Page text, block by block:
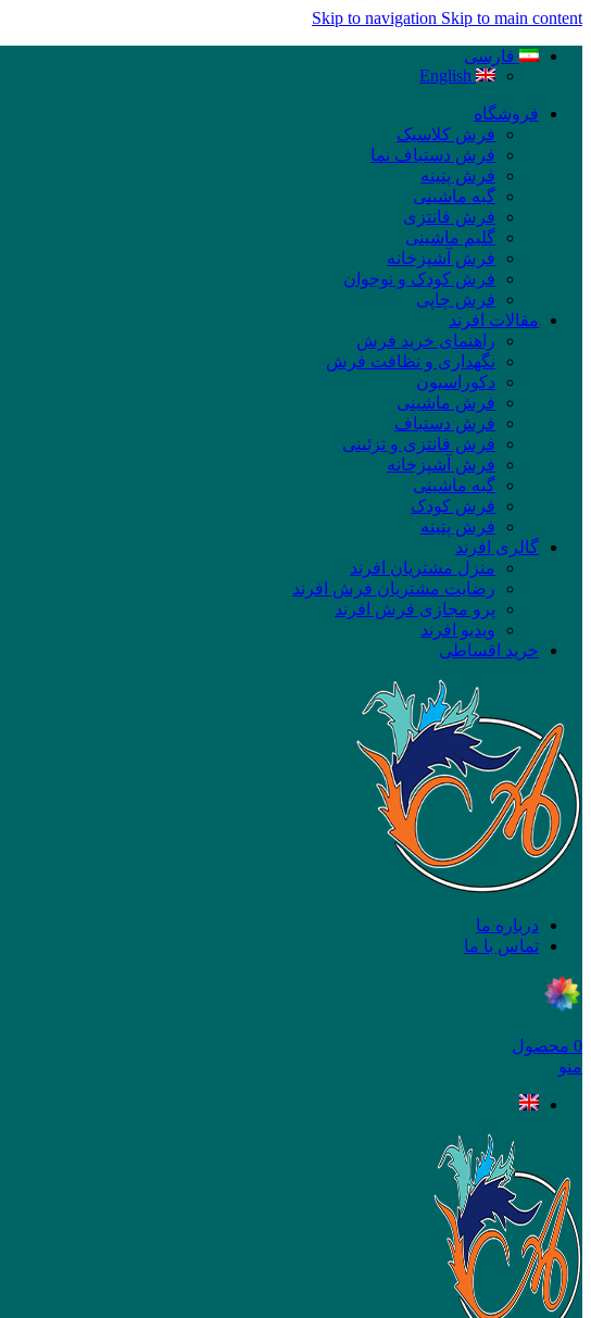
Skip to navigation Skip to main content
فارسی
English
فروشگاه
فرش کلاسیک
فرش دستباف نما
فرش پتینه
گبه ماشینی
فرش فانتزی
گلیم ماشینی
فرش آشپزخانه
فرش کودک و نوجوان
فرش چاپی
مقالات افرند
راهنمای خرید فرش
نگهداری و نظافت فرش
دکوراسیون
فرش ماشینی
فرش دستباف
فرش فانتزی و تزئینی
فرش آشپزخانه
گبه ماشینی
فرش کودک
فرش پتینه
گالری افرند
منزل مشتریان افرند
رضایت مشتریان فرش افرند
پرو مجازی فرش افرند
ویدیو افرند
خرید اقساطی
درباره ما
تماس با ما
0 محصول
منو